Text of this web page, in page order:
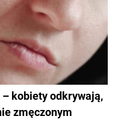
– kobiety odkrywają,
zmęczonym